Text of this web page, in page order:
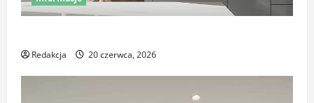
Redakcja 20 czerwca, 2026